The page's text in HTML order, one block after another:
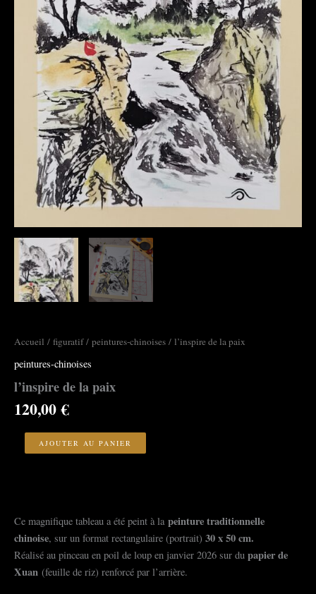
Accueil / figuratif/ peintures-chinoises / l’inspire de la paix
peintures-chinoises
l’inspire de la paix
120,00€
l'inspire
AJOUTER AU PANIER
Ce magnifique tableau a été peint à la peinture traditionnelle
chinoise, sur un format rectangulaire (portrait) 30 x 50 cm.
Réalisé au pinceau en poil de loup en janvier 2026 sur du papier de
Xuan (feuille de riz) renforcé par l’arrière.